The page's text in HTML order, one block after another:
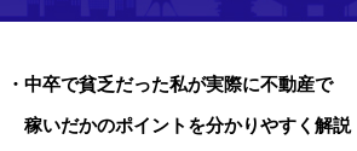
・中卒で貧乏だった私が実際に不動産で
稼いだかのポイントを分かりやすく解説